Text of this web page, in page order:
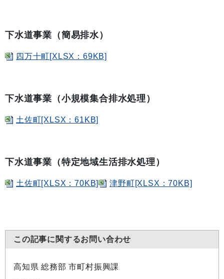
下水道事業（簡易排水）
四万十町[XLSX：69KB]
下水道事業（小規模集合排水処理）
土佐町[XLSX：61KB]
下水道事業（特定地域生活排水処理）
土佐町[XLSX：70KB] 津野町[XLSX：70KB]
この記事に関するお問い合わせ
高知県 総務部 市町村振興課